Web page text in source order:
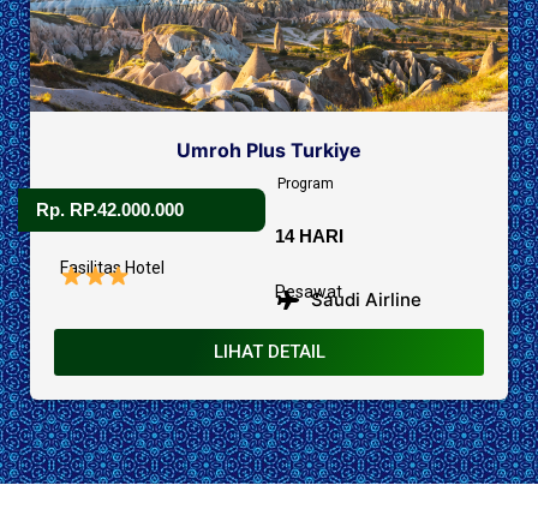
Umroh Plus Turkiye
Rp. RP.42.000.000
Fasilitas Hotel
Program
14 HARI
PesawatSaudi Airline
LIHAT DETAIL